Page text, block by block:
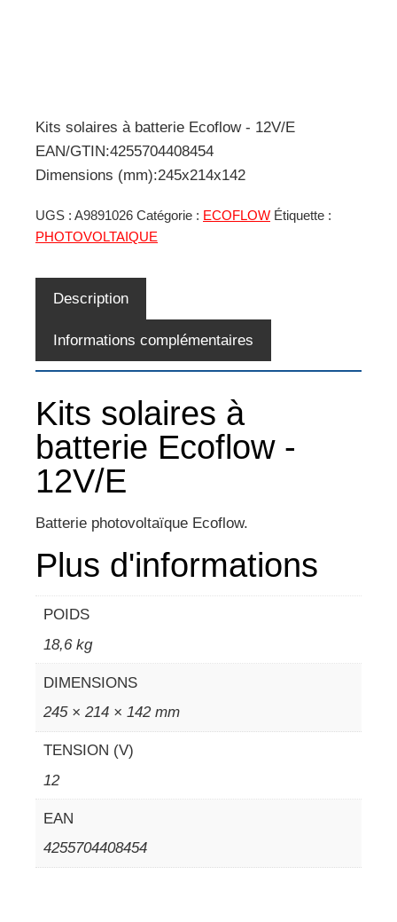
Kits solaires à batterie Ecoflow - 12V/E
EAN/GTIN:4255704408454
Dimensions (mm):245x214x142
UGS : A9891026 Catégorie : ECOFLOW Étiquette :
PHOTOVOLTAIQUE
Description
Informations complémentaires
Kits solaires à
batterie Ecoflow -
12V/E
Batterie photovoltaïque Ecoflow.
Plus d'informations
POIDS
18,6 kg
DIMENSIONS
245 × 214 × 142 mm
TENSION (V)
12
EAN
4255704408454